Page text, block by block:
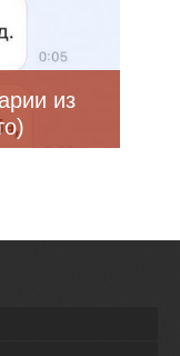
из